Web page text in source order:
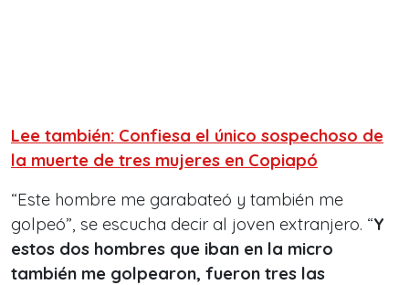
Lee también: Confiesa el único sospechoso de
la muerte de tres mujeres en Copiapó
“Este hombre me garabateó y también me
golpeó”, se escucha decir al joven extranjero. “Y
estos dos hombres que iban en la micro
también me golpearon, fueron tres las